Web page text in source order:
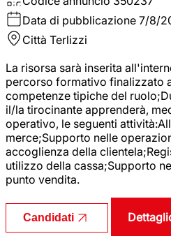
Data di pubblicazione 7/8/
Città Terlizzi
La risorsa sarà inserita
percorso formativo finalizzato
competenze tipiche del
il/la tirocinante apprenderà,
operativo, le seguenti
merce;Supporto nelle
accoglienza della
utilizzo della cassa;Supporto
punto vendita.
Candidati